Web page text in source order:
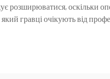
розширюватися, оскільки
гравці очікують від